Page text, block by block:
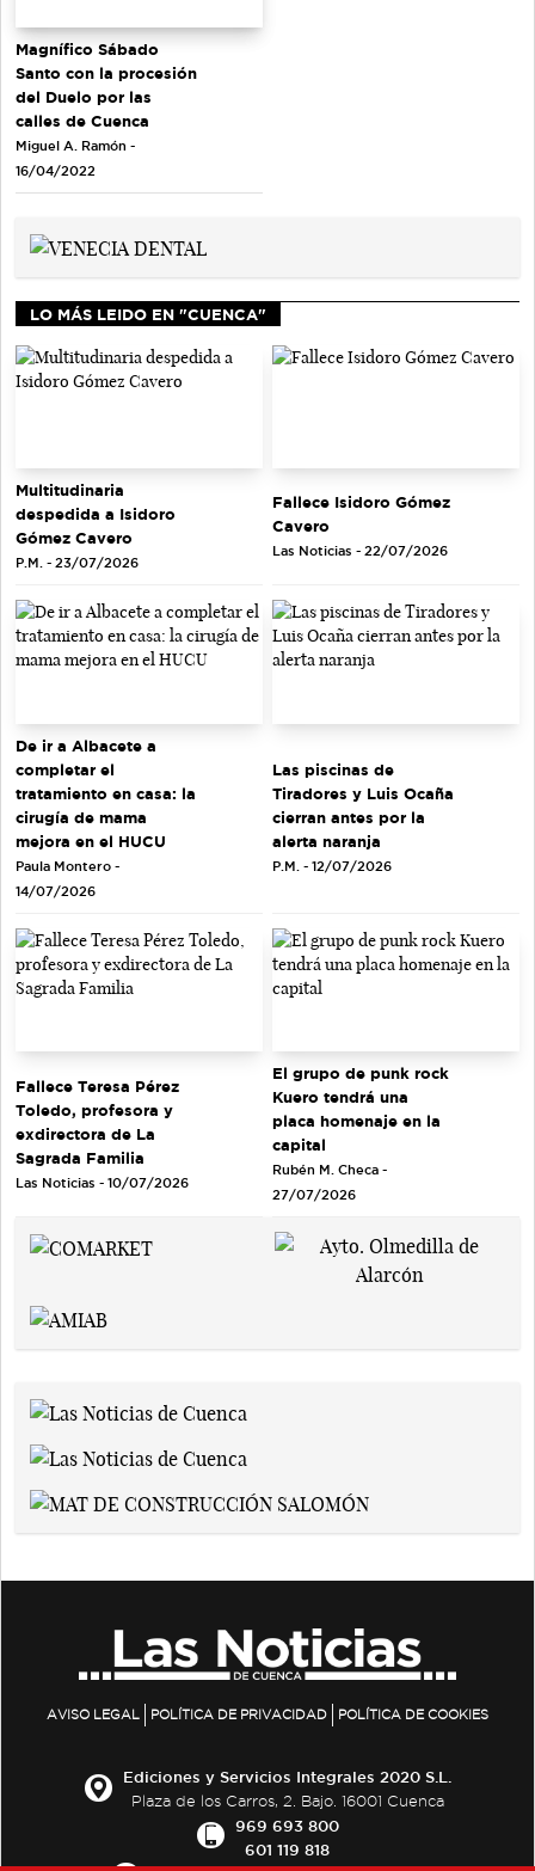
Magnífico Sábado
Santo con la procesión
del Duelo por las
calles de Cuenca
Miguel A. Ramón -
16/04/2022
LO MÁS LEIDO EN "CUENCA"
Multitudinaria
despedida a Isidoro
Gómez Cavero
P.M. - 23/07/2026
Fallece Isidoro Gómez
Cavero
Las Noticias - 22/07/2026
De ir a Albacete a
completar el
tratamiento en casa: la
cirugía de mama
mejora en el HUCU
Paula Montero -
14/07/2026
Las piscinas de
Tiradores y Luis Ocaña
cierran antes por la
alerta naranja
P.M. - 12/07/2026
Fallece Teresa Pérez
Toledo, profesora y
exdirectora de La
Sagrada Familia
Las Noticias - 10/07/2026
El grupo de punk rock
Kuero tendrá una
placa homenaje en la
capital
Rubén M. Checa -
27/07/2026
AVISO LEGAL POLÍTICA DE PRIVACIDAD POLÍTICA DE COOKIES
Ediciones y Servicios Integrales 2020 S.L.
Plaza de los Carros, 2. Bajo. 16001 Cuenca
969 693 800
601 119 818